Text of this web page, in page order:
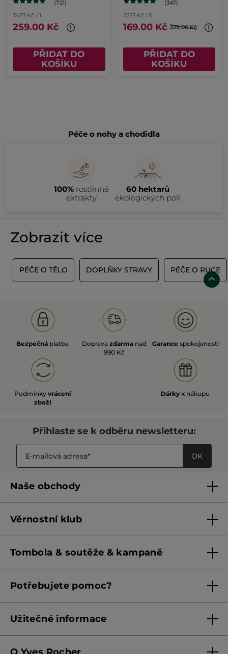
(721)
3453 Kč / 1l
259.00 Kč
PŘIDAT DO
KOŠÍKU
(347)
2253 Kč / 1l
169.00 Kč 229.00 Kč
PŘIDAT DO
KOŠÍKU
Péče o nohy a chodidla
100% rostlinné
extrakty
60 hektarů
ekologických polí
Zobrazit více
PÉČE O TĚLO DOPLŇKY STRAVY PÉČE O RUCE
Bezpečná platba Doprava zdarma nad
990 Kč
Garance spokojenosti
Podmínky vrácení
zboží
Dárky k nákupu
Přihlaste se k odběru newsletteru:
OK
Naše obchody
Franšízing
Věrnostní klub
Pravidla věrnostního klubu od 1. 6. 2026
Tombola & soutěže & kampaně
Podmínky aktuálních nabídek
Potřebujete pomoc?
Užitečné informace